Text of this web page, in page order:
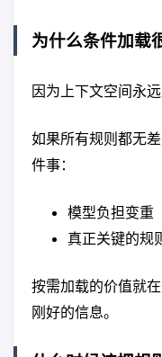
为什么条件加载
因为上下文空间永远
如果所有规则都无
件事：
模型负担变重
真正关键的规
按需加载的价值就
刚好的信息。